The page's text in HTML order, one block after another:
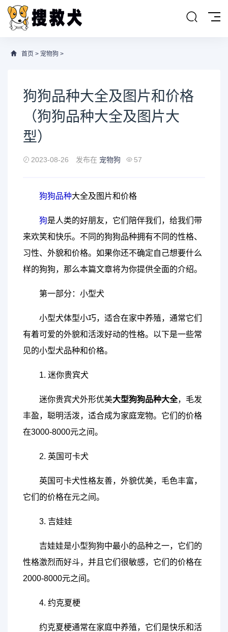
首页 > 宠物狗 >
狗狗品种大全及图片和价格
（狗狗品种大全及图片大
型）
2023-08-26 发布在 宠物狗 57
狗狗品种大全及图片和价格
狗是人类的好朋友，它们陪伴我们，给我们带
来欢笑和快乐。不同的狗狗品种拥有不同的性格、
习性、外貌和价格。如果你还不确定自己想要什么
样的狗狗，那么本篇文章将为你提供全面的介绍。
第一部分：小型犬
小型犬体型小巧，适合在家中养殖，通常它们
有着可爱的外貌和活泼好动的性格。以下是一些常
见的小型犬品种和价格。
1. 迷你贵宾犬
迷你贵宾犬外形优美大型狗狗品种大全，毛发
丰盈，聪明活泼，适合成为家庭宠物。它们的价格
在3000-8000元之间。
2. 英国可卡犬
英国可卡犬性格友善，外貌优美，毛色丰富，
它们的价格在元之间。
3. 吉娃娃
吉娃娃是小型狗狗中最小的品种之一，它们的
性格激烈而好斗，并且它们很敏感，它们的价格在
2000-8000元之间。
4. 约克夏梗
约克夏梗通常在家庭中养殖，它们是快乐和活